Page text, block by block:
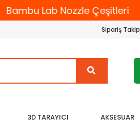
Bambu Lab Nozzle Çeşitleri
Sipariş Takip
3D TARAYICI AKSESUAR